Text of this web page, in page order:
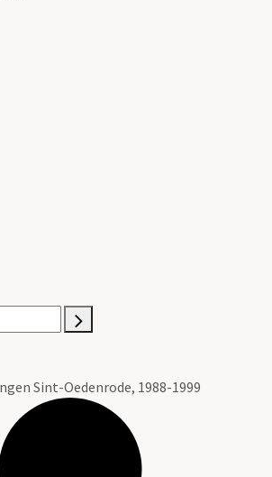
Sint-Oedenrode, 1988-1999